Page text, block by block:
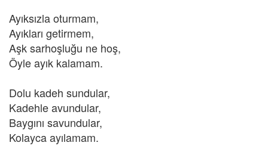
Ayıksızla oturmam,
Ayıkları getirmem,
Aşk sarhoşluğu ne hoş,
Öyle ayık kalamam.
Dolu kadeh sundular,
Kadehle avundular,
Baygını savundular,
Kolayca ayılamam.